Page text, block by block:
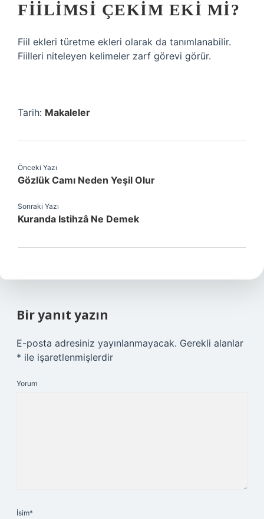
FIILIMSI ÇEKIM EKI MI?
Fiil ekleri türetme ekleri olarak da tanımlanabilir.
Fiilleri niteleyen kelimeler zarf görevi görür.
Tarih: Makaleler
Önceki Yazı
Gözlük Camı Neden Yeşil Olur
Sonraki Yazı
Kuranda Istihzâ Ne Demek
Bir yanıt yazın
E-posta adresiniz yayınlanmayacak. Gerekli alanlar
* ile işaretlenmişlerdir
Yorum
İsim*